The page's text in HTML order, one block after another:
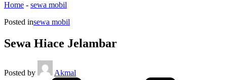
Home - sewa mobil
Posted insewa mobil
Sewa Hiace Jelambar
Posted by Akmal